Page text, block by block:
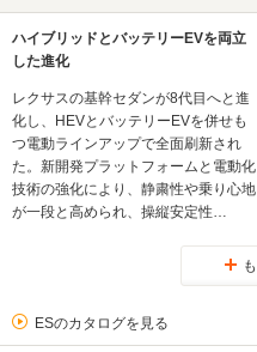
ハイブリッドとバッテリーEVを両立
した進化
レクサスの基幹セダンが8代目へと進
化し、HEVとバッテリーEVを併せも
つ電動ラインアップで全面刷新され
た。新開発プラットフォームと電動化
技術の強化により、静粛性や乗り心地
が一段と高められ、操縦安定性…
ESのカタログを見る